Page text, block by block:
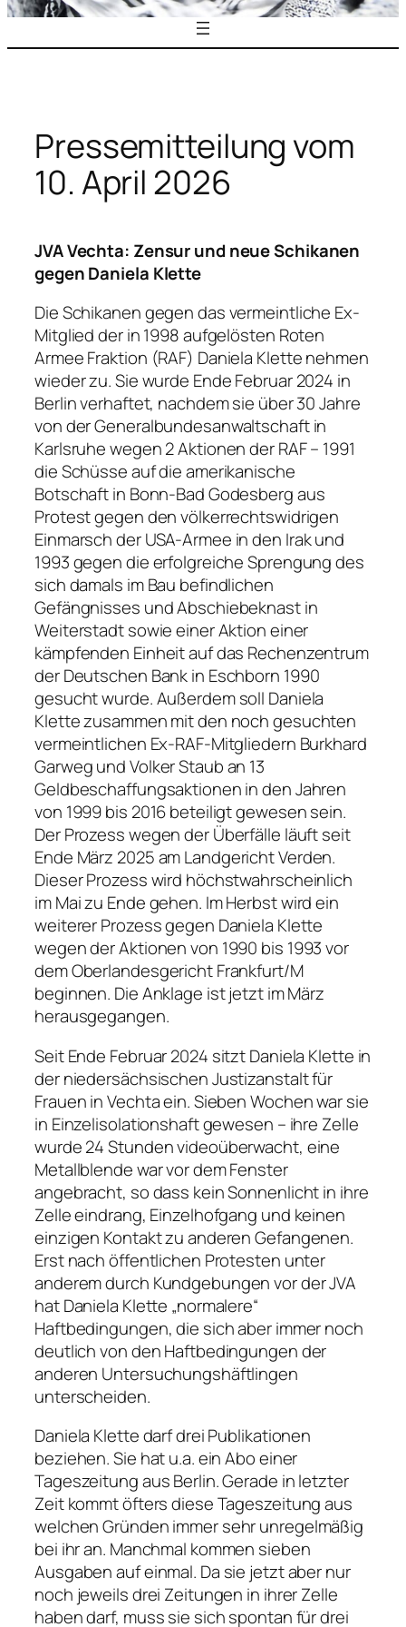
Pressemitteilung vom
10. April 2026
JVA Vechta: Zensur und neue Schikanen
gegen Daniela Klette
Die Schikanen gegen das vermeintliche Ex-
Mitglied der in 1998 aufgelösten Roten
Armee Fraktion (RAF) Daniela Klette nehmen
wieder zu. Sie wurde Ende Februar 2024 in
Berlin verhaftet, nachdem sie über 30 Jahre
von der Generalbundesanwaltschaft in
Karlsruhe wegen 2 Aktionen der RAF – 1991
die Schüsse auf die amerikanische
Botschaft in Bonn-Bad Godesberg aus
Protest gegen den völkerrechtswidrigen
Einmarsch der USA-Armee in den Irak und
1993 gegen die erfolgreiche Sprengung des
sich damals im Bau befindlichen
Gefängnisses und Abschiebeknast in
Weiterstadt sowie einer Aktion einer
kämpfenden Einheit auf das Rechenzentrum
der Deutschen Bank in Eschborn 1990
gesucht wurde. Außerdem soll Daniela
Klette zusammen mit den noch gesuchten
vermeintlichen Ex-RAF-Mitgliedern Burkhard
Garweg und Volker Staub an 13
Geldbeschaffungsaktionen in den Jahren
von 1999 bis 2016 beteiligt gewesen sein.
Der Prozess wegen der Überfälle läuft seit
Ende März 2025 am Landgericht Verden.
Dieser Prozess wird höchstwahrscheinlich
im Mai zu Ende gehen. Im Herbst wird ein
weiterer Prozess gegen Daniela Klette
wegen der Aktionen von 1990 bis 1993 vor
dem Oberlandesgericht Frankfurt/M
beginnen. Die Anklage ist jetzt im März
herausgegangen.
Seit Ende Februar 2024 sitzt Daniela Klette in
der niedersächsischen Justizanstalt für
Frauen in Vechta ein. Sieben Wochen war sie
in Einzelisolationshaft gewesen – ihre Zelle
wurde 24 Stunden videoüberwacht, eine
Metallblende war vor dem Fenster
angebracht, so dass kein Sonnenlicht in ihre
Zelle eindrang, Einzelhofgang und keinen
einzigen Kontakt zu anderen Gefangenen.
Erst nach öffentlichen Protesten unter
anderem durch Kundgebungen vor der JVA
hat Daniela Klette „normalere“
Haftbedingungen, die sich aber immer noch
deutlich von den Haftbedingungen der
anderen Untersuchungshäftlingen
unterscheiden.
Daniela Klette darf drei Publikationen
beziehen. Sie hat u.a. ein Abo einer
Tageszeitung aus Berlin. Gerade in letzter
Zeit kommt öfters diese Tageszeitung aus
welchen Gründen immer sehr unregelmäßig
bei ihr an. Manchmal kommen sieben
Ausgaben auf einmal. Da sie jetzt aber nur
noch jeweils drei Zeitungen in ihrer Zelle
haben darf, muss sie sich spontan für drei